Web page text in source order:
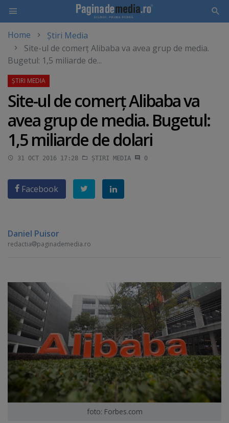
main
content
Home
Știri Media
Site-ul de comerţ Alibaba va avea grup de media.
Bugetul: 1,5 miliarde de...
Site-ul de comerţ Alibaba va
avea grup de media. Bugetul:
1,5 miliarde de dolari
31 OCT 2016 17:28 ȘTIRI MEDIA 0
Facebook
Daniel Puisor
redactia paginademedia.ro
foto: Forbes.com